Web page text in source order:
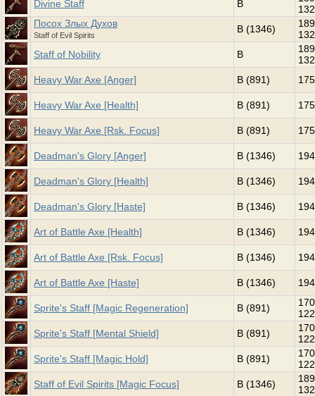
Divine Staff
B
132
Посох Злых Духов
Staff of Evil Spirits
B (1346)
132
Staff of Nobility
B
132
Heavy War Axe [Anger]
B (891)
Heavy War Axe [Health] B (891)
Heavy War Axe [Rsk. Focus] B (891)
Deadman's Glory [Anger] B (1346)
Deadman's Glory [Health] B (1346)
Deadman's Glory [Haste] B (1346)
Art of Battle Axe [Health] B (1346)
Art of Battle Axe [Rsk. Focus] B (1346)
Art of Battle Axe [Haste] B (1346)
Sprite's Staff [Magic Regeneration] B (891)
122
Sprite's Staff [Mental Shield]
B (891)
122
Sprite's Staff [Magic Hold]
B (891)
122
Staff of Evil Spirits [Magic Focus]
B (1346)
132